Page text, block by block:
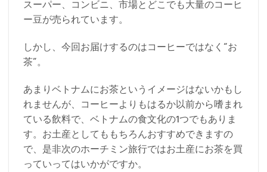
スーパー、コンビニ、市場とどこでも大量のコーヒ
ー豆が売られています。
しかし、今回お届けするのはコーヒーではなく“お
茶”。
あまりベトナムにお茶というイメージはないかもし
れませんが、コーヒーよりもはるか以前から嗜まれ
ている飲料で、ベトナムの食文化の1つでもありま
す。お土産としてももちろんおすすめできますの
で、是非次のホーチミン旅行ではお土産にお茶を買
っていってはいかがですか。